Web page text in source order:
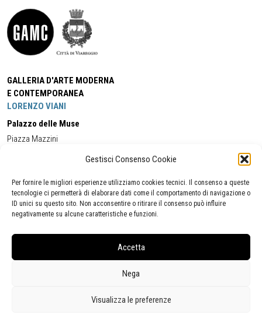
Gestisci Consenso Cookie
Per fornire le migliori esperienze utilizziamo cookies tecnici. Il consenso a queste
tecnologie ci permetterà di elaborare dati come il comportamento di navigazione o
ID unici su questo sito. Non acconsentire o ritirare il consenso può influire
negativamente su alcune caratteristiche e funzioni.
Accetta
Nega
Visualizza le preferenze
GALLERIA D'ARTE MODERNA
E CONTEMPORANEA
LORENZO VIANI
Palazzo delle Muse
Piazza Mazzini
Cell:+39 338 5714978 (orario apertura Galleria)
Tel:
+39 0584 944580
(orario 09.00/13.00)
Email:gamc@comune.viareggio.lu.it
Segnalazione di inaccessibilità